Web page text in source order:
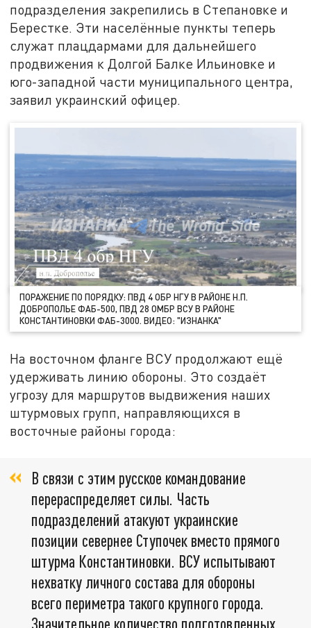
подразделения закрепились в Степановке и
Берестке. Эти населённые пункты теперь
служат плацдармами для дальнейшего
продвижения к Долгой Балке Ильиновке и
юго-западной части муниципального центра,
заявил украинский офицер.
ПОРАЖЕНИЕ ПО ПОРЯДКУ: ПВД 4 ОБР НГУ В РАЙОНЕ Н.П.
ДОБРОПОЛЬЕ ФАБ-500, ПВД 28 ОМБР ВСУ В РАЙОНЕ
КОНСТАНТИНОВКИ ФАБ-3000. ВИДЕО: "ИЗНАНКА"
На восточном фланге ВСУ продолжают ещё
удерживать линию обороны. Это создаёт
угрозу для маршрутов выдвижения наших
штурмовых групп, направляющихся в
восточные районы города:
В связи с этим русское командование
перераспределяет силы. Часть
подразделений атакуют украинские
позиции севернее Ступочек вместо прямого
штурма Константиновки. ВСУ испытывают
нехватку личного состава для обороны
всего периметра такого крупного города.
Значительное количество подготовленных